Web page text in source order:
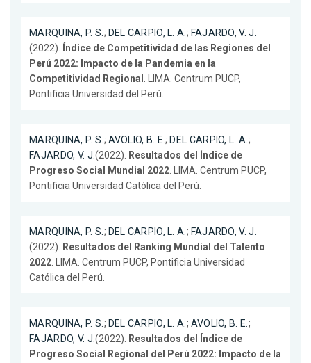
MARQUINA, P. S.; DEL CARPIO, L. A.; FAJARDO, V. J.
(2022). Índice de Competitividad de las Regiones del
Perú 2022: Impacto de la Pandemia en la
Competitividad Regional . LIMA. Centrum PUCP,
Pontificia Universidad del Perú.
MARQUINA, P. S.; AVOLIO, B. E.; DEL CARPIO, L. A.;
FAJARDO, V. J.(2022). Resultados del Índice de
Progreso Social Mundial 2022. LIMA. Centrum PUCP,
Pontificia Universidad Católica del Perú.
MARQUINA, P. S.; DEL CARPIO, L. A.; FAJARDO, V. J.
(2022). Resultados del Ranking Mundial del Talento
2022. LIMA. Centrum PUCP, Pontificia Universidad
Católica del Perú.
MARQUINA, P. S.; DEL CARPIO, L. A.; AVOLIO, B. E.;
FAJARDO, V. J.(2022). Resultados del Índice de
Progreso Social Regional del Perú 2022: Impacto de la